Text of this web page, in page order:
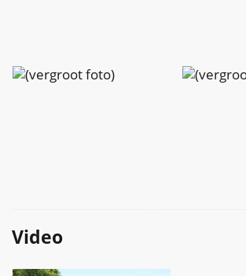
Charlotte
Peeters
Charlotte
Peeters
Video